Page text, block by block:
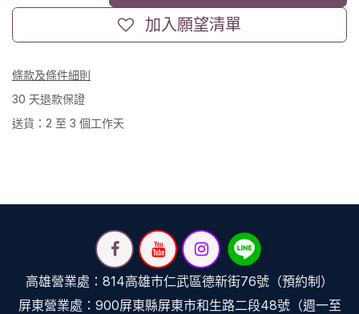
加入願望清單
條款及條件細則
30 天退款保證
送貨：2 至 3 個工作天
高雄營業處：814高雄市仁武區德新街76號（預約制）
屏東營業處：900屏東縣屏東市和生路二段48號（週一至